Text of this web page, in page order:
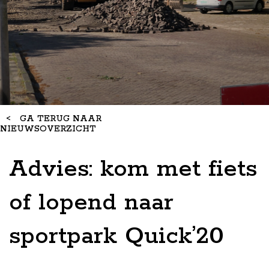
< GA TERUG NAAR
NIEUWSOVERZICHT
Advies: kom met fiets
of lopend naar
sportpark Quick’20